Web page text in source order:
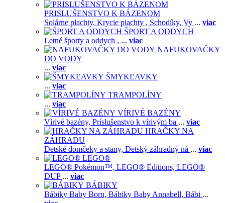
PRISLUŠENSTVO K BÁZENOM
Solárne plachty, Krycie plachty , Schodíky, Vy ... viac
ŠPORT A ODDYCH
Letné športy a oddych , ... viac
NAFUKOVAČKY
DO VODY
... viac
ŠMYKĽAVKY
... viac
TRAMPOLÍNY
... viac
VÍRIVÉ BAZÉNY
Vírivé bazény, Príslušenstvo k vírivým ba ... viac
HRAČKY NA
ZÁHRADU
Detské domčeky a stany, Detský záhradný ná ... viac
LEGO®
LEGO® Pokémon™, LEGO® Editions, LEGO®
DUP ... viac
BÁBIKY
Bábiky Baby Born, Bábiky Baby Annabell, Bábi ...